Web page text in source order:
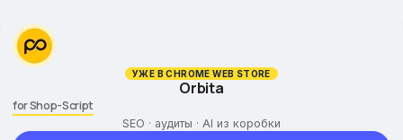
УЖЕ В CHROME WEB STORE
Orbita
for Shop-Script
SEO · аудиты · AI из коробки